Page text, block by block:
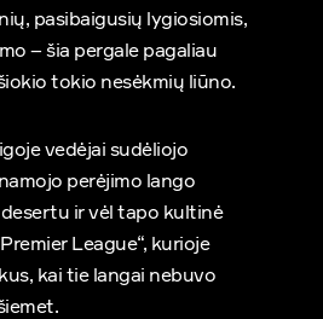
pasibaigusių lygiosiomis,
– šia pergale pagaliau
tokio nesėkmių liūno.
vedėjai sudėliojo
perėjimo lango
ir vėl tapo kultinė
League“, kurioje
kai tie langai nebuvo